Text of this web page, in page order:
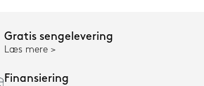
Gratis sengelevering
Læs mere
Finansiering